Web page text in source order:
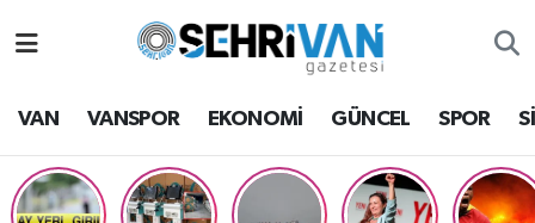
VAN VANSPOR EKONOMİ GÜNCEL SPOR
Van Hava Durumu
VAN Namaz Vakitleri